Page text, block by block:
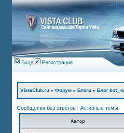
Вход Регистрация
VistaClub.ru » Форум » Блоги » Блог kot_-а
Сообщения без ответов | Активные темы
Автор